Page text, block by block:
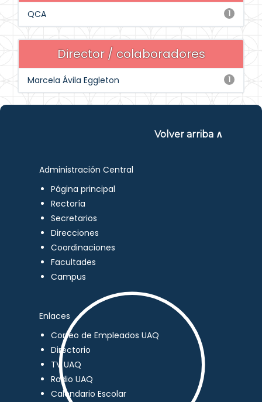
1
QCA
Director / colaboradores
1
Marcela Ávila Eggleton
Volver arriba ∧
Administración Central
Página principal
Rectoría
Secretarios
Direcciones
Coordinaciones
Facultades
Campus
Enlaces
Correo de Empleados UAQ
Directorio
TV UAQ
Radio UAQ
Calendario Escolar